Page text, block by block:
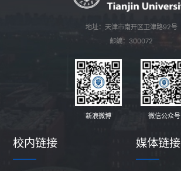
地址：天津市南开区卫津路92号
邮编：300072
新浪微博 微信公众号
校内链接 媒体链接